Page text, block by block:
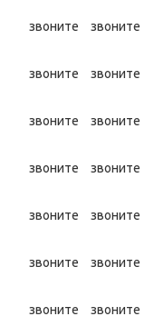
звоните звоните
звоните звоните
звоните звоните
звоните звоните
звоните звоните
звоните звоните
звоните звоните